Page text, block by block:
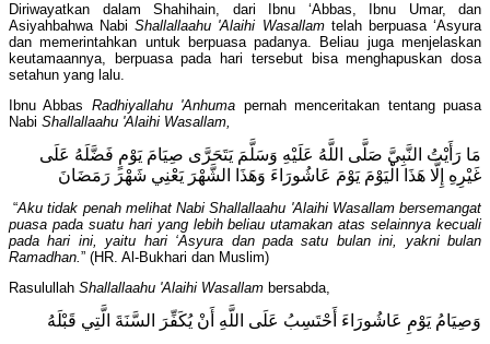
Diriwayatkan dalam Shahihain, dari Ibnu ‘Abbas, Ibnu Umar, dan
Asiyahbahwa NabiShallallaahu 'Alaihi Wasallamtelah berpuasa ‘Asyura
dan memerintahkan untuk berpuasa padanya. Beliau juga menjelaskan
keutamaannya, berpuasa pada hari tersebut bisa menghapuskan dosa
setahun yang lalu.
Ibnu Abbas Radhiyallahu 'Anhuma pernah menceritakan tentang puasa
Nabi Shallallaahu 'Alaihi Wasallam,
مَا رَأَيْتُ النَّبِيَّ صَلَّى اللَّهُ عَلَيْهِ وَسَلَّمَ يَتَحَرَّى صِيَامَ يَوْمٍ فَضَّلَهُ عَلَى
غَيْرِهِ إِلَّا هَذَا الْيَوْمَ يَوْمَ عَاشُورَاءَ وَهَذَا الشَّهْرَ يَعْنِي شَهْرَ رَمَضَانَ
“Aku tidak penah melihat Nabi Shallallaahu 'Alaihi Wasallam bersemangat
puasa pada suatu hari yang lebih beliau utamakan atas selainnya kecuali
pada hari ini, yaitu hari ‘Asyura dan pada satu bulan ini, yakni bulan
Ramadhan.” (HR. Al-Bukhari dan Muslim)
Rasulullah Shallallaahu 'Alaihi Wasallam bersabda,
وَصِيَامُ يَوْمِ عَاشُورَاءَ أَحْتَسِبُ عَلَى اللَّهِ أَنْ يُكَفِّرَ السَّنَةَ الَّتِي قَبْلَهُ